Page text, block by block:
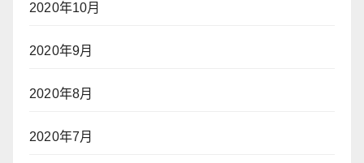
2020年10月
2020年9月
2020年8月
2020年7月